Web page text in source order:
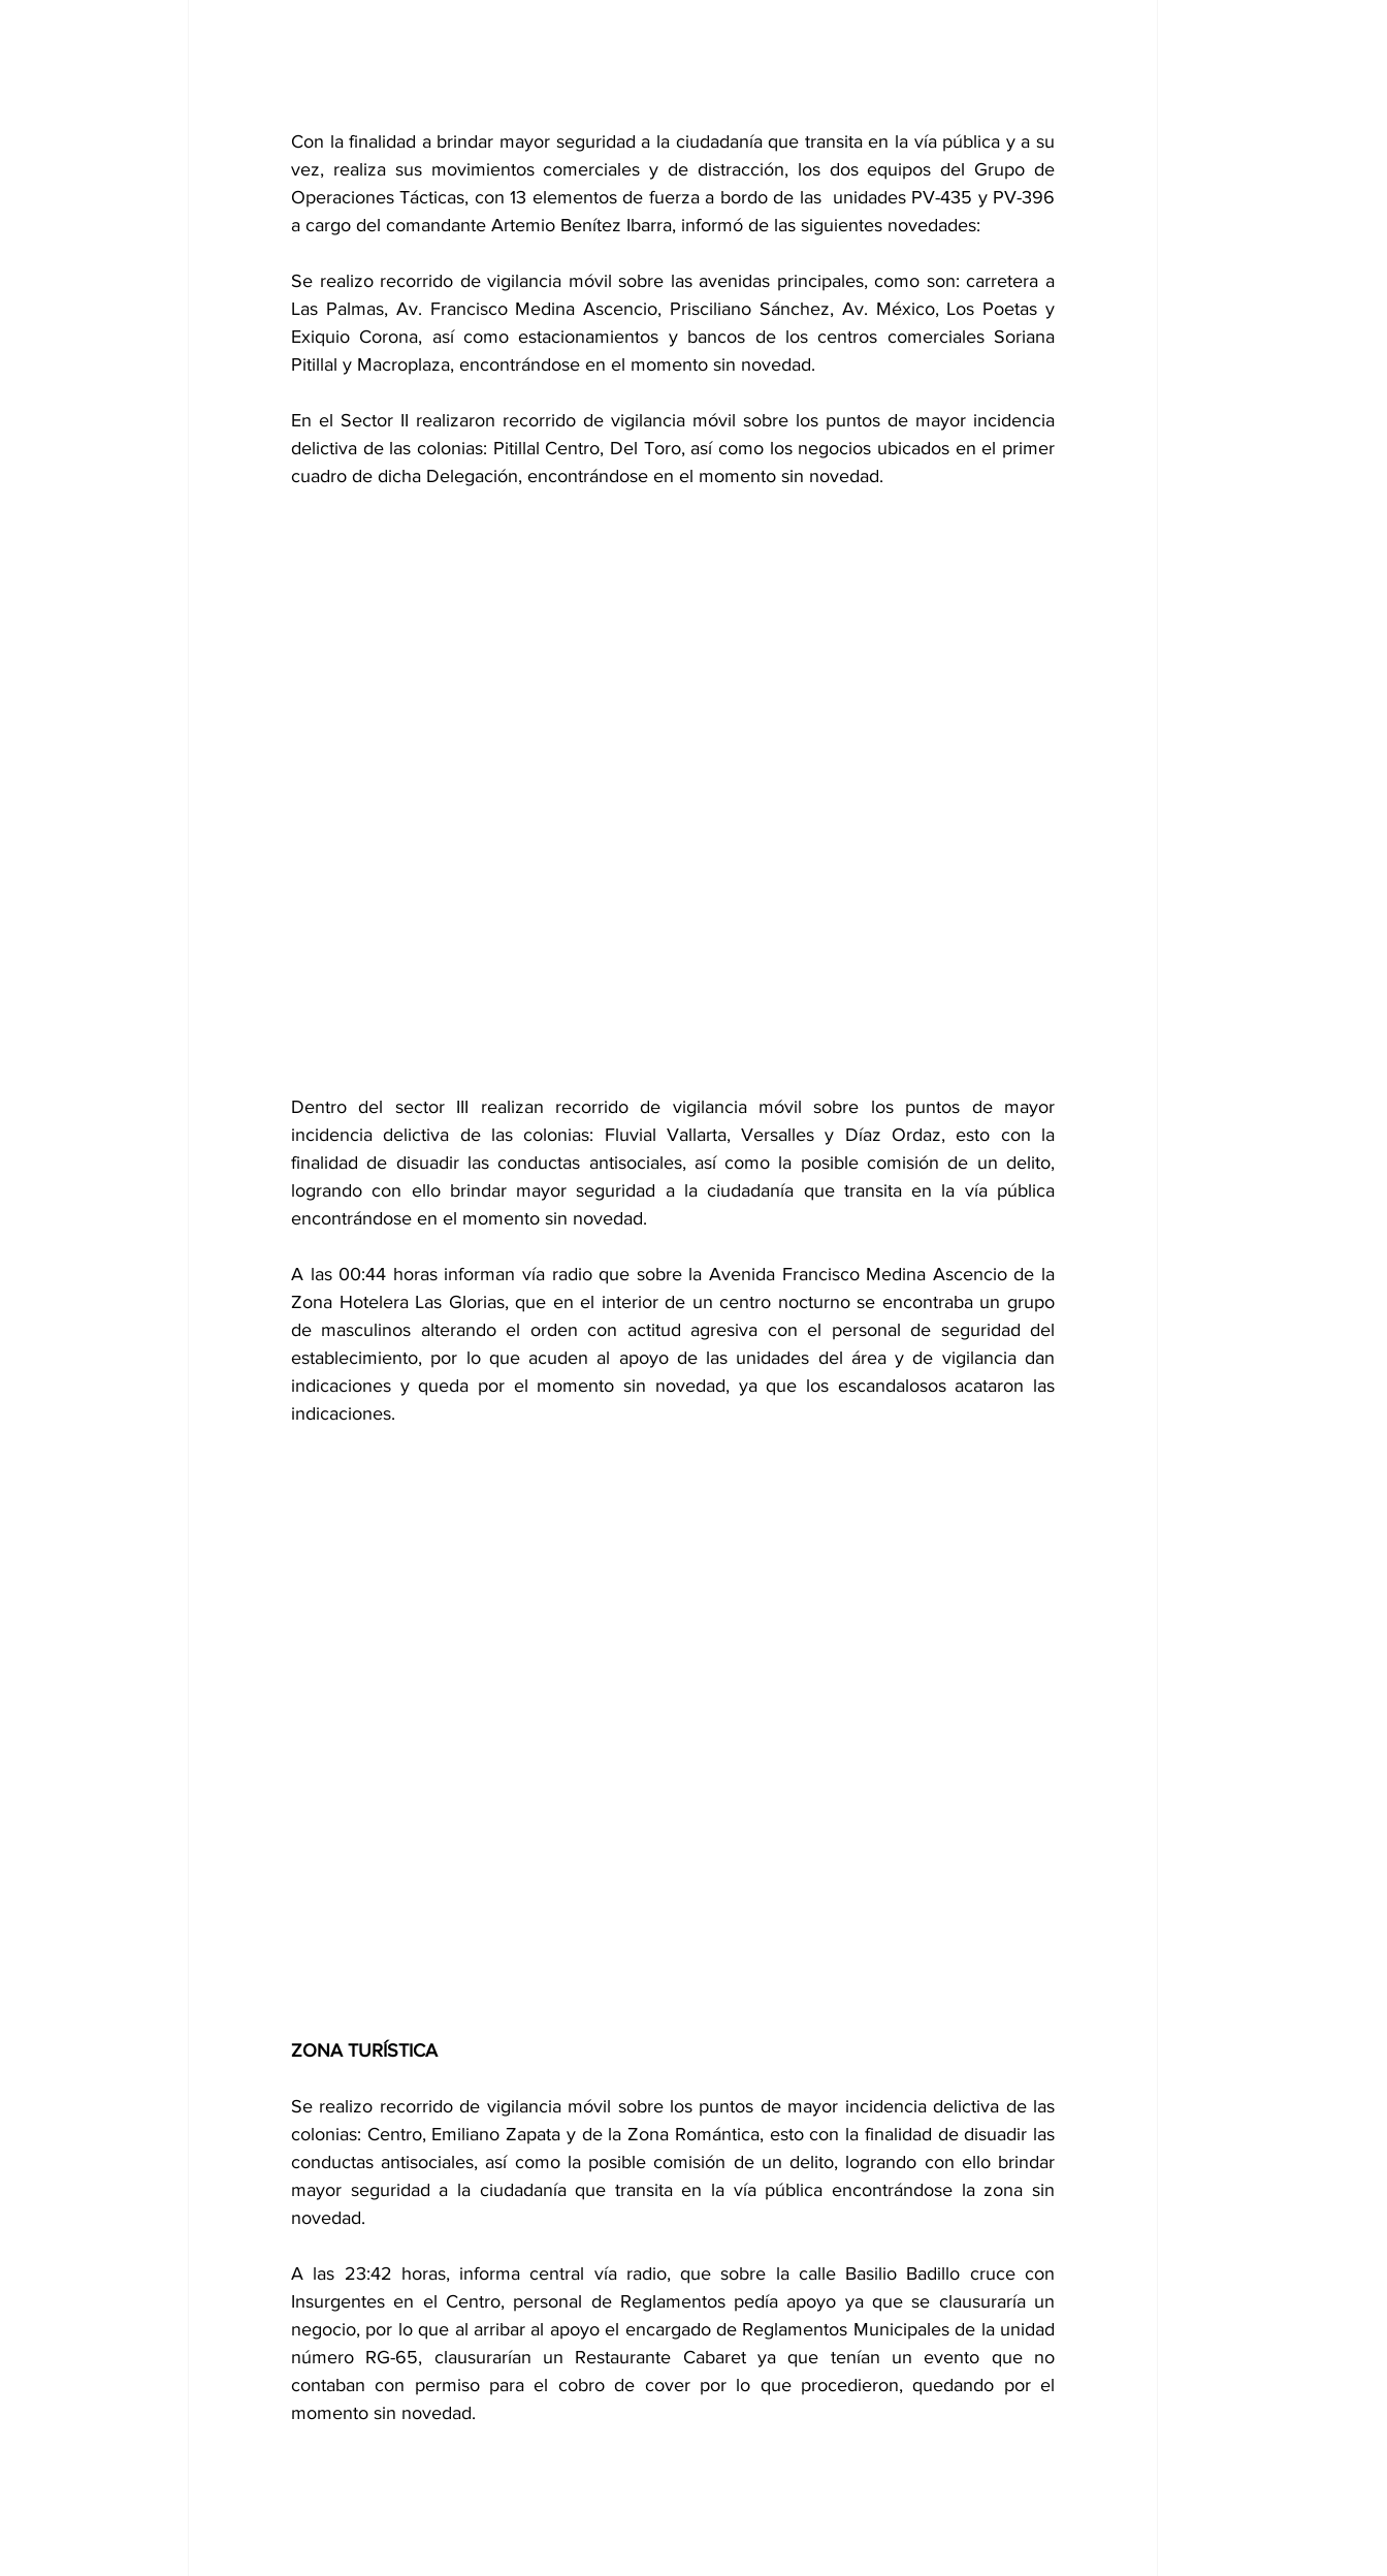
Con la finalidad a brindar mayor seguridad a la ciudadanía que transita en la vía pública y a su
vez, realiza sus movimientos comerciales y de distracción, los dos equipos del Grupo de
Operaciones Tácticas, con 13 elementos de fuerza a bordo de las  unidades PV-435 y PV-396
a cargo del comandante Artemio Benítez Ibarra, informó de las siguientes novedades:
Se realizo recorrido de vigilancia móvil sobre las avenidas principales, como son: carretera a
Las Palmas, Av. Francisco Medina Ascencio, Prisciliano Sánchez, Av. México, Los Poetas y
Exiquio Corona, así como estacionamientos y bancos de los centros comerciales Soriana
Pitillal y Macroplaza, encontrándose en el momento sin novedad.
En el Sector II realizaron recorrido de vigilancia móvil sobre los puntos de mayor incidencia
delictiva de las colonias: Pitillal Centro, Del Toro, así como los negocios ubicados en el primer
cuadro de dicha Delegación, encontrándose en el momento sin novedad.
Dentro del sector III realizan recorrido de vigilancia móvil sobre los puntos de mayor
incidencia delictiva de las colonias: Fluvial Vallarta, Versalles y Díaz Ordaz, esto con la
finalidad de disuadir las conductas antisociales, así como la posible comisión de un delito,
logrando con ello brindar mayor seguridad a la ciudadanía que transita en la vía pública
encontrándose en el momento sin novedad.
A las 00:44 horas informan vía radio que sobre la Avenida Francisco Medina Ascencio de la
Zona Hotelera Las Glorias, que en el interior de un centro nocturno se encontraba un grupo
de masculinos alterando el orden con actitud agresiva con el personal de seguridad del
establecimiento, por lo que acuden al apoyo de las unidades del área y de vigilancia dan
indicaciones y queda por el momento sin novedad, ya que los escandalosos acataron las
indicaciones.
ZONA TURÍSTICA
Se realizo recorrido de vigilancia móvil sobre los puntos de mayor incidencia delictiva de las
colonias: Centro, Emiliano Zapata y de la Zona Romántica, esto con la finalidad de disuadir las
conductas antisociales, así como la posible comisión de un delito, logrando con ello brindar
mayor seguridad a la ciudadanía que transita en la vía pública encontrándose la zona sin
novedad.
A las 23:42 horas, informa central vía radio, que sobre la calle Basilio Badillo cruce con
Insurgentes en el Centro, personal de Reglamentos pedía apoyo ya que se clausuraría un
negocio, por lo que al arribar al apoyo el encargado de Reglamentos Municipales de la unidad
número RG-65, clausurarían un Restaurante Cabaret ya que tenían un evento que no
contaban con permiso para el cobro de cover por lo que procedieron, quedando por el
momento sin novedad.